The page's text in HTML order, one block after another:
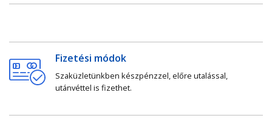
Fizetési módok
Szaküzletünkben készpénzzel, előre utalással,
utánvéttel is fizethet.